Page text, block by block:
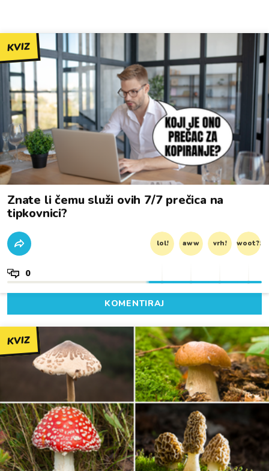
KVIZ
Znate li čemu služi ovih 7/7 prečica na
tipkovnici?
lol! aww vrh! woot?!
0
KOMENTIRAJ
KVIZ